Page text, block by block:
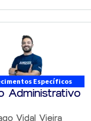
Específicos
Administrativo
Vidal Vieira